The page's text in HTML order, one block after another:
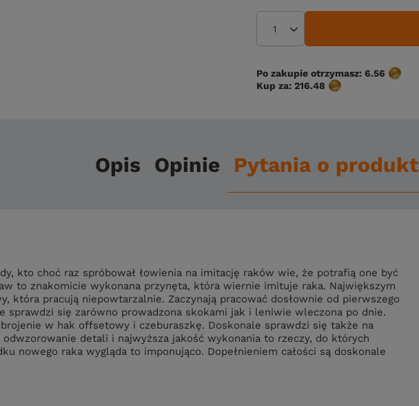
Po zakupie otrzymasz: 6.56
Kup za: 216.48
Opis Opinie Pytania o produkt
kto choć raz spróbował łowienia na imitację raków wie, że potrafią one być
to znakomicie wykonana przynęta, która wiernie imituje raka. Największym
która pracują niepowtarzalnie. Zaczynają pracować dosłownie od pierwszego
sprawdzi się zarówno prowadzona skokami jak i leniwie wleczona po dnie.
w hak offsetowy i czeburaszkę. Doskonale sprawdzi się także na
odwzorowanie detali i najwyższa jakość wykonania to rzeczy, do których
nowego raka wygląda to imponująco. Dopełnieniem całości są doskonale